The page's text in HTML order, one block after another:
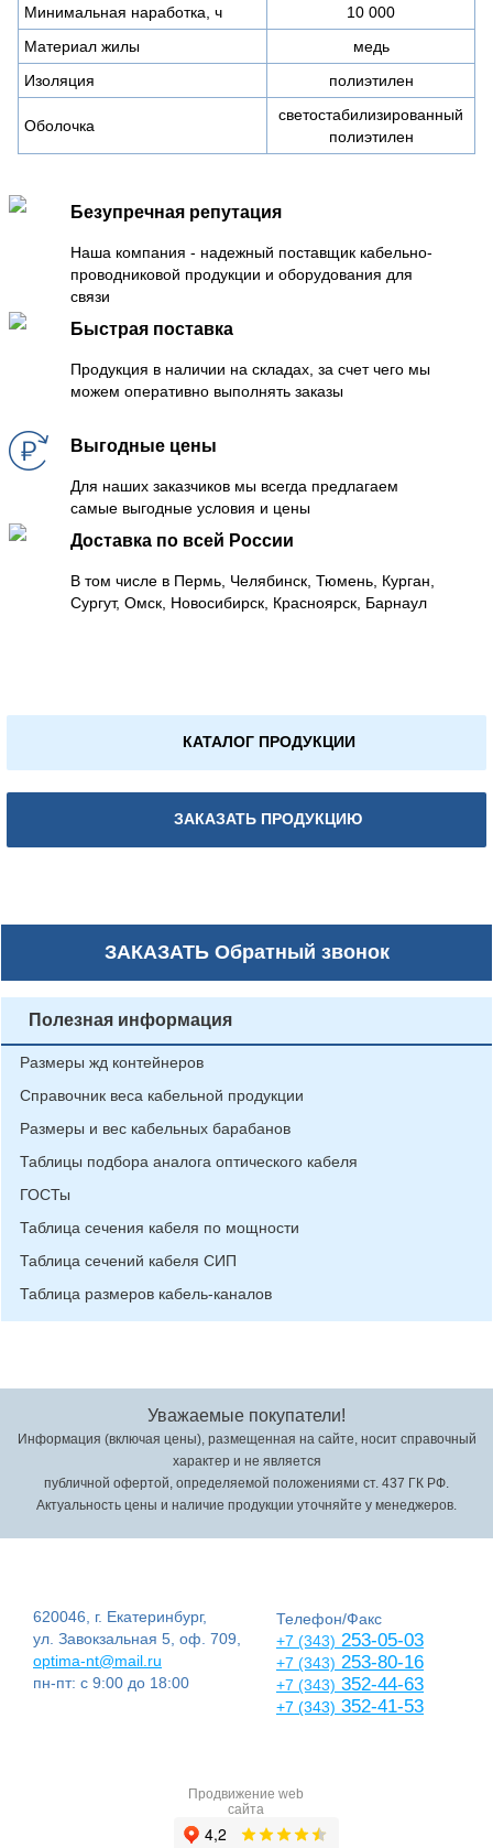
Минимальная наработка, ч
10 000
Материал жилы
медь
Изоляция
полиэтилен
Оболочка
светостабилизированный
полиэтилен
Безупречная репутация
Наша компания - надежный поставщик кабельно-
проводниковой продукции и оборудования для
связи
Быстрая поставка
Продукция в наличии на складах, за счет чего мы
можем оперативно выполнять заказы
Выгодные цены
Для наших заказчиков мы всегда предлагаем
самые выгодные условия и цены
Доставка по всей России
В том числе в Пермь, Челябинск, Тюмень, Курган,
Сургут, Омск, Новосибирск, Красноярск, Барнаул
КАТАЛОГ ПРОДУКЦИИ
ЗАКАЗАТЬ ПРОДУКЦИЮ
ЗАКАЗАТЬОбратный звонок
Полезная информация
Размеры жд контейнеров
Справочник веса кабельной продукции
Размеры и вес кабельных барабанов
Таблицы подбора аналога оптического кабеля
ГОСТы
Таблица сечения кабеля по мощности
Таблица сечений кабеля СИП
Таблица размеров кабель-каналов
Уважаемые покупатели!
Информация (включая цены), размещенная на сайте, носит справочный
характер и не является
публичной офертой, определяемой положениями ст. 437 ГК РФ.
Актуальность цены и наличие продукции уточняйте у менеджеров.
620046, г. Екатеринбург,
ул. Завокзальная 5, оф. 709,
optima-nt@mail.ru
пн-пт: с 9:00 до 18:00
Телефон/Факс
+7 (343) 253-05-03
+7 (343) 253-80-16
+7 (343) 352-44-63
+7 (343) 352-41-53
Продвижение web
сайта